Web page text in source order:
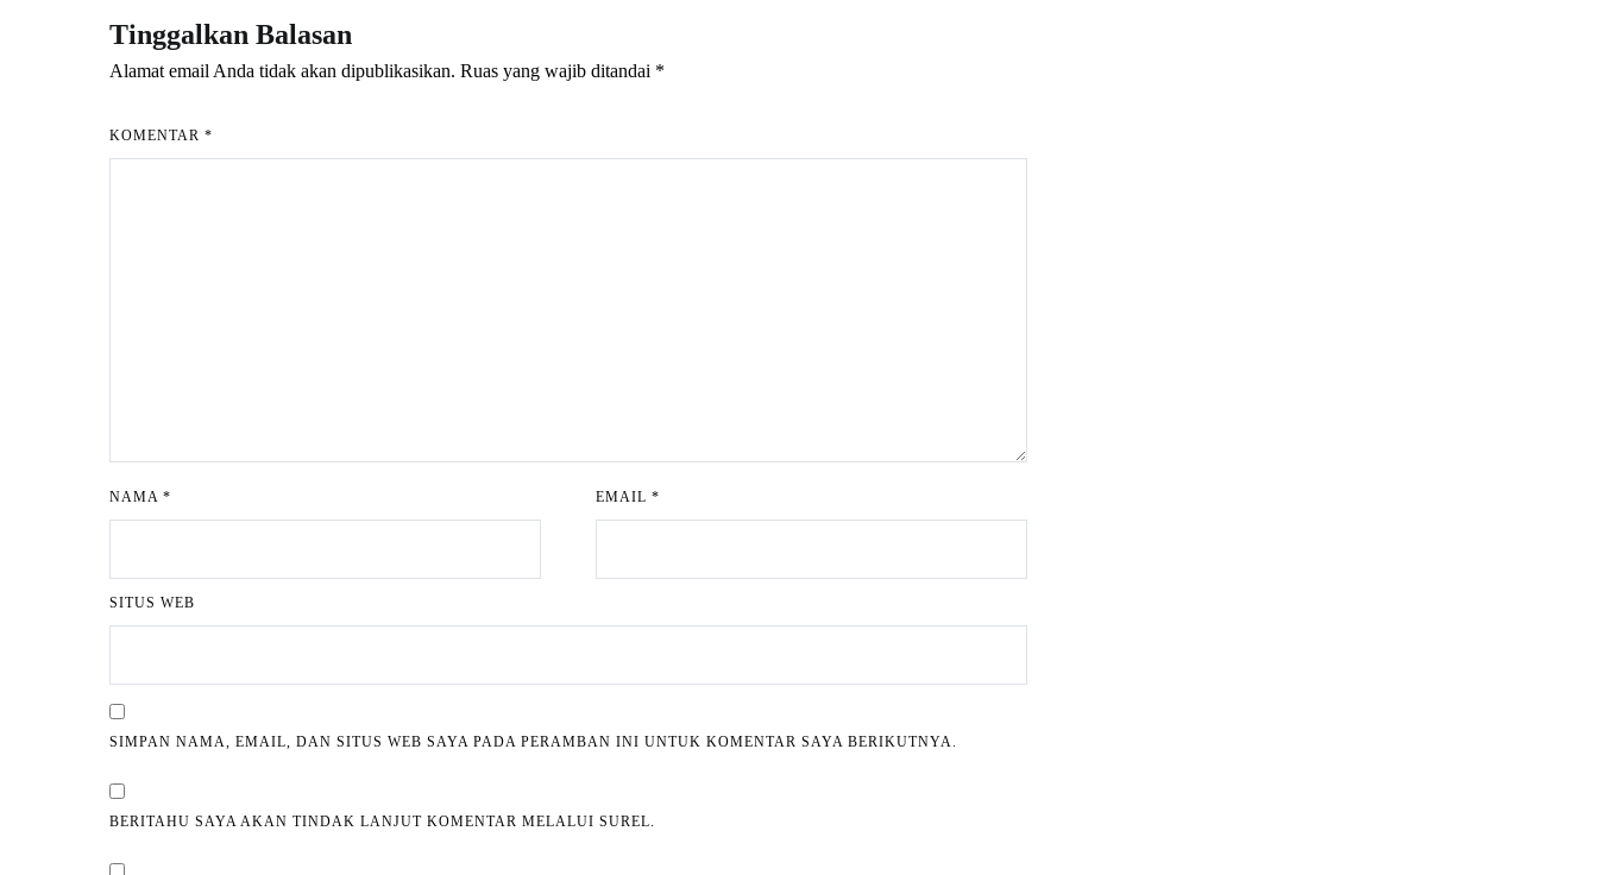
Tinggalkan Balasan
Alamat email Anda tidak akan dipublikasikan. Ruas yang wajib ditandai *
KOMENTAR *
NAMA * EMAIL*
SITUS WEB
SIMPAN NAMA, EMAIL, DAN SITUS WEB SAYA PADA PERAMBAN INI UNTUK KOMENTAR SAYA BERIKUTNYA.
BERITAHU SAYA AKAN TINDAK LANJUT KOMENTAR MELALUI SUREL.